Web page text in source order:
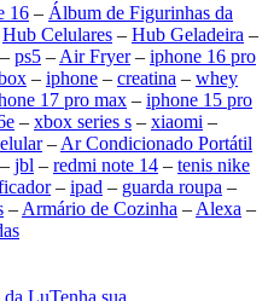
16 – Álbum de Figurinhas da
Hub Celulares – Hub Geladeira –
– ps5 – Air Fryer– iphone 16 pro
– iphone – creatina – whey
17 pro max – iphone 15 pro
– xbox series s – xiaomi –
– Ar Condicionado Portátil
– jbl – redmi note 14 – tenis nike
– ipad – guarda roupa –
– Armário de Cozinha – Alexa –
da LuTenha sua